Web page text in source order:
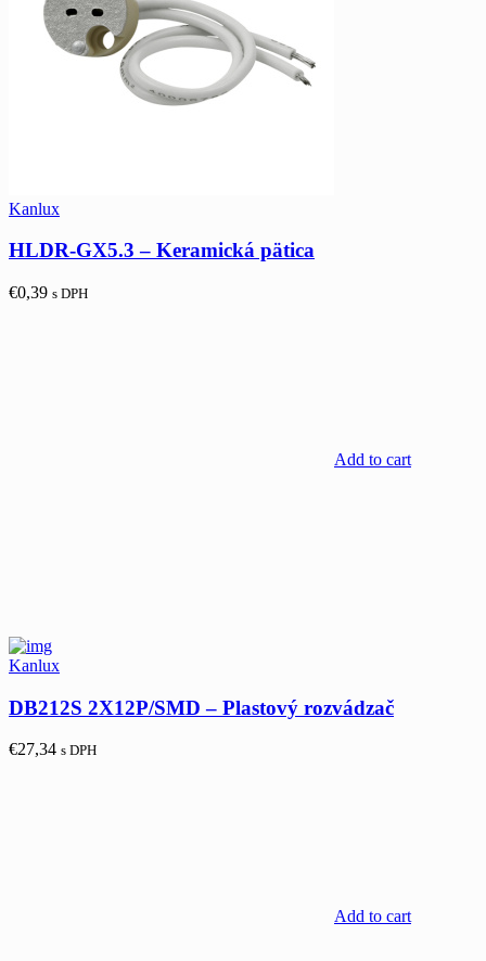
Kanlux
HLDR-GX5.3 – Keramická pätica
€0,39 s DPH
Add to cart
Kanlux
DB212S 2X12P/SMD – Plastový rozvádzač
€27,34 s DPH
Add to cart